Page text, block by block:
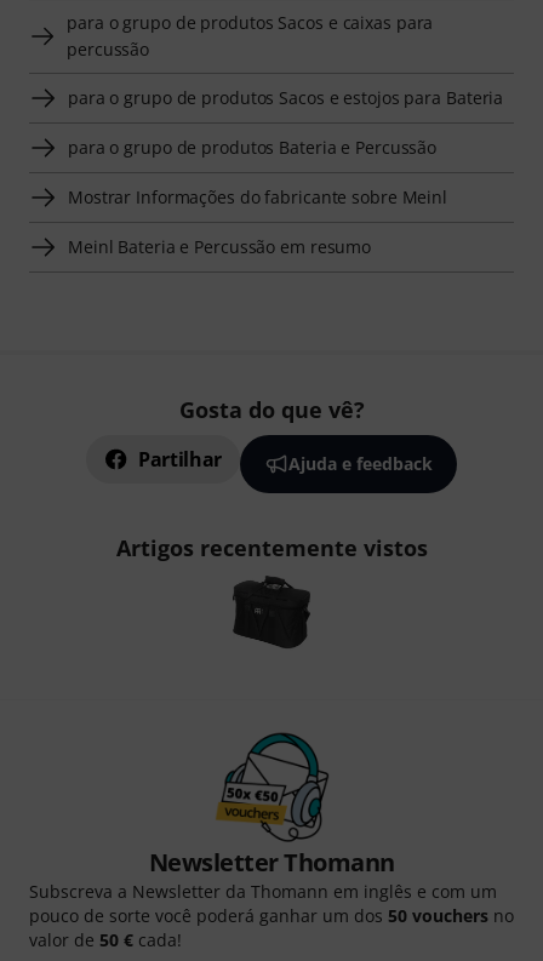
para o grupo de produtos Sacos e caixas para
percussão
para o grupo de produtos Sacos e estojos para Bateria
para o grupo de produtos Bateria e Percussão
Mostrar Informações do fabricante sobre Meinl
Meinl Bateria e Percussão em resumo
Gosta do que vê?
Partilhar Ajuda e feedback
Artigos recentemente vistos
Newsletter Thomann
Subscreva a Newsletter da Thomann em inglês e com um
pouco de sorte você poderá ganhar um dos 50 vouchers no
valor de 50 € cada!